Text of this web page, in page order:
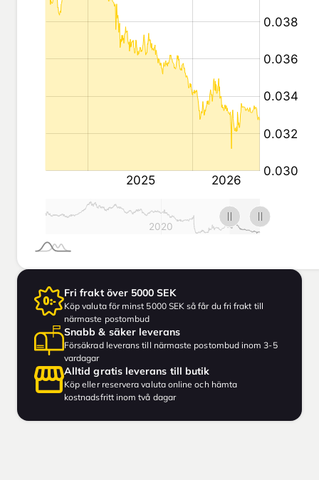
Fri frakt över 5000 SEK
Köp valuta för minst 5000 SEK så får du fri frakt till
närmaste postombud
Snabb & säker leverans
Försäkrad leverans till närmaste postombud inom 3-5
vardagar
Alltid gratis leverans till butik
Köp eller reservera valuta online och hämta
kostnadsfritt inom två dagar